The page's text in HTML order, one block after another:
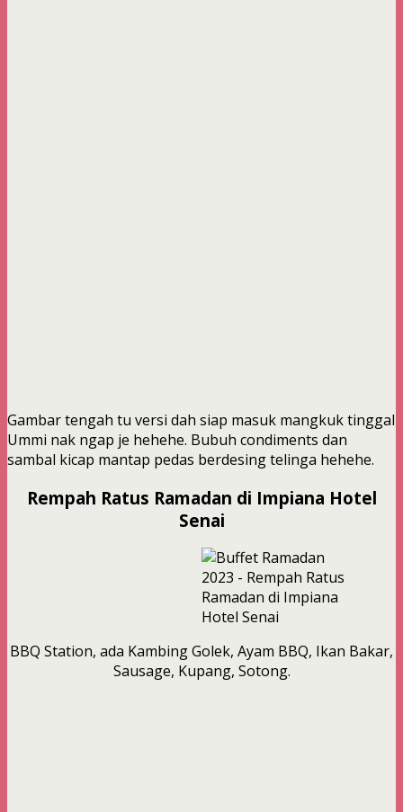
Gambar tengah tu versi dah siap masuk mangkuk tinggal
Ummi nak ngap je hehehe. Bubuh condiments dan
sambal kicap mantap pedas berdesing telinga hehehe.
Rempah Ratus Ramadan di Impiana Hotel
Senai
BBQ Station, ada Kambing Golek, Ayam BBQ, Ikan Bakar,
Sausage, Kupang, Sotong.